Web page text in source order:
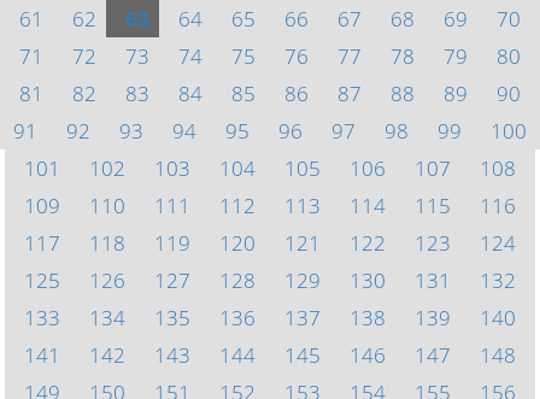
61
62 63 64 65 66 67 68 69
70
71
72 73 74 75 76 77 78 79
80
81
82 83 84 85 86 87 88 89
90
91
92 93 94 95 96 97 98 99
100
101
102 103 104 105 106 107
108
109
110 111 112 113 114 115
116
117
118 119 120 121 122 123
124
125
126 127 128 129 130 131
132
133
134 135 136 137 138 139
140
141
142 143 144 145 146 147
148
149
150 151 152 153 154 155
156